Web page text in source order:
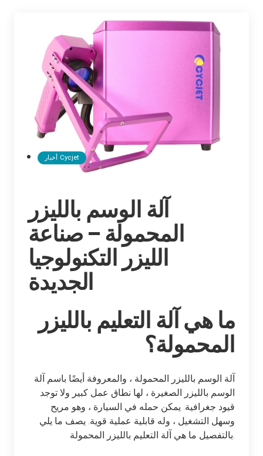
أخبار Cycjet
آلة الوسم بالليزر
المحمولة – صناعة
الليزر التكنولوجيا
الجديدة
ما هي آلة التعليم بالليزر
المحمولة؟
آلة الوسم بالليزر المحمولة ، والمعروفة أيضًا باسم آلة
الوسم بالليزر الصغيرة ، لها نطاق عمل كبير ولا توجد
قيود جغرافية. يمكن حمله في السيارة ، وهو مريح
وسهل التشغيل ، وله قابلية عملية قوية. يصف ما يلي
بالتفصيل ما هي آلة التعليم بالليزر المحمولة.